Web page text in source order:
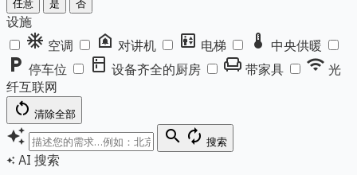
任意 是 否
设施
ac_unit 空调 doorbell 对讲机 elevator 电梯 thermostat 中央供暖
local_parking 停车位 kitchen 设备齐全的厨房 chair 带家具 wifi 光
纤互联网
restart_alt 清除全部
auto_awesome search autorenew 搜索
auto_awesome AI 搜索